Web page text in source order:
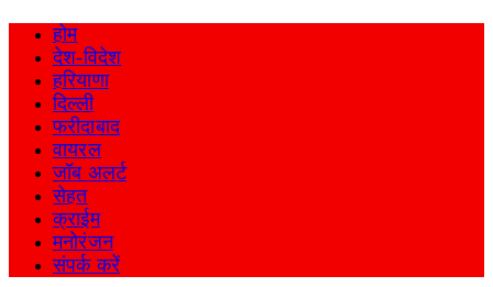
होम
देश-विदेश
हरियाणा
दिल्ली
फरीदाबाद
वायरल
जॉब अलर्ट
सेहत
क्राईम
मनोरंजन
संपर्क करें